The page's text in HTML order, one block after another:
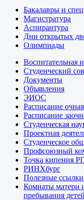
Бакалавры и
Магистратура
Аспирантура
Дни открытых
Олимпиады
Воспитательная
Студенческий
Документы
Объявления
ЭИОС
Расписание
Расписание
Студенческая
Проектная
Студенческое
Профсоюзный
Точка кипения
РИНХбург
Полезные ссылки
Комнаты матери
пребывания детей